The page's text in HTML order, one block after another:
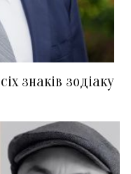
знаків зодіаку